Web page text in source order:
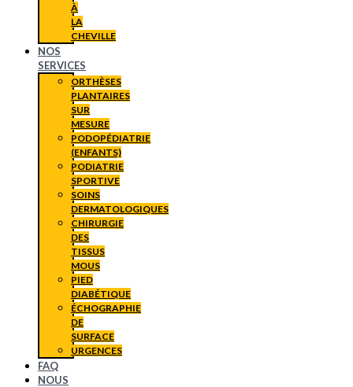
À
LA
CHEVILLE
NOS
SERVICES
ORTHÈSES
PLANTAIRES
SUR
MESURE
PODOPÉDIATRIE
(ENFANTS)
PODIATRIE
SPORTIVE
SOINS
DERMATOLOGIQUES
CHIRURGIE
DES
TISSUS
MOUS
PIED
DIABÉTIQUE
ÉCHOGRAPHIE
DE
SURFACE
URGENCES
FAQ
NOUS